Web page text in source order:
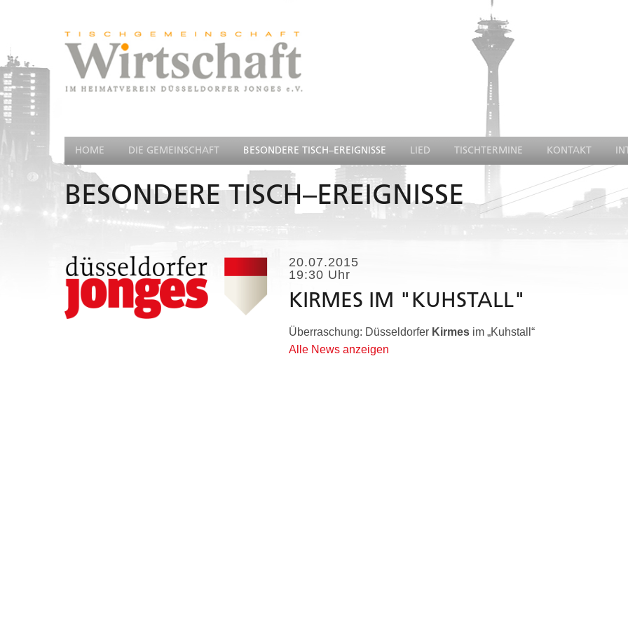
HOME DIE GEMEINSCHAFT BESONDERE TISCH–EREIGNISSE LIED TISCHTERMINE KONTAKT
BESONDERE TISCH–EREIGNISSE
20.07.2015
19:30 Uhr
KIRMES IM "KUHSTALL"
Überraschung: Düsseldorfer Kirmes im „Kuhstall“
Alle News anzeigen